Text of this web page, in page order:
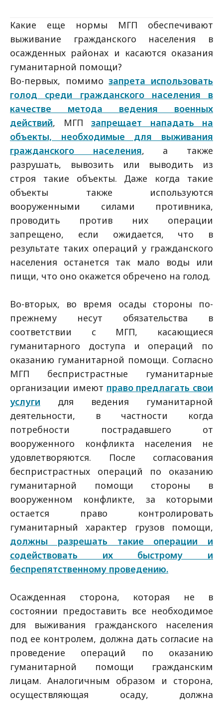
Какие еще нормы МГП обеспечивают
выживание гражданского населения в
осажденных районах и касаются оказания
гуманитарной помощи?
Во-первых, помимозапрета использовать
голод среди гражданского населения в
качестве метода ведения военных
действий, МГП запрещает нападать на
объекты, необходимые для выживания
гражданского населения, а также
разрушать, вывозить или выводить из
строя такие объекты. Даже когда такие
объекты также используются
вооруженными силами противника,
проводить против них операции
запрещено, если ожидается, что в
результате таких операций у гражданского
населения останется так мало воды или
пищи, что оно окажется обречено на голод.
Во-вторых, во время осады стороны по-
прежнему несут обязательства в
соответствии с МГП, касающиеся
гуманитарного доступа и операций по
оказанию гуманитарной помощи. Согласно
МГП беспристрастные гуманитарные
организации имеют право предлагать свои
услуги для ведения гуманитарной
деятельности, в частности когда
потребности пострадавшего от
вооруженного конфликта населения не
удовлетворяются. После согласования
беспристрастных операций по оказанию
гуманитарной помощи стороны в
вооруженном конфликте, за которыми
остается право контролировать
гуманитарный характер грузов помощи,
должны разрешать такие операции и
содействовать их быстрому и
беспрепятственному проведению.
Осажденная сторона, которая не в
состоянии предоставить все необходимое
для выживания гражданского населения
под ее контролем, должна дать согласие на
проведение операций по оказанию
гуманитарной помощи гражданским
лицам. Аналогичным образом и сторона,
осуществляющая осаду, должна